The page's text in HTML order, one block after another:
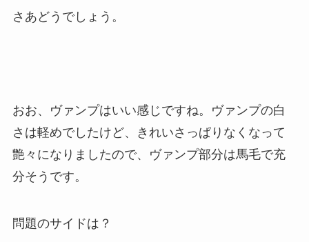
さあどうでしょう。
おお、ヴァンプはいい感じですね。ヴァンプの白
さは軽めでしたけど、きれいさっぱりなくなって
艶々になりましたので、ヴァンプ部分は馬毛で充
分そうです。
問題のサイドは？